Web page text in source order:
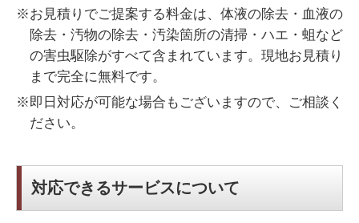
※お見積りでご提案する料金は、体液の除去・血液の
除去・汚物の除去・汚染箇所の清掃・ハエ・蛆など
の害虫駆除がすべて含まれています。現地お見積り
まで完全に無料です。
※即日対応が可能な場合もございますので、ご相談く
ださい。
対応できるサービスについて